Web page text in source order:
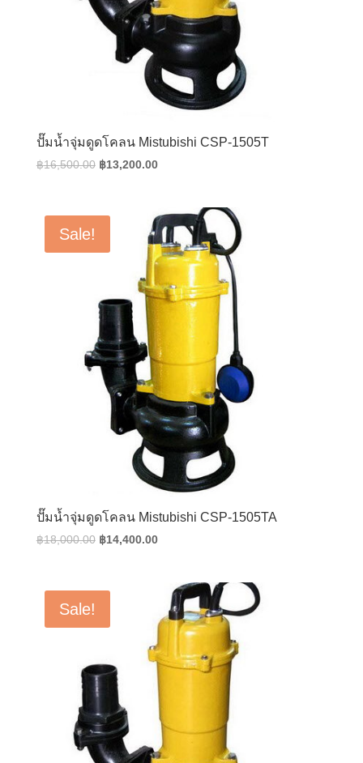
ปั๊มน้ำจุ่มดูดโคลน Mistubishi CSP-1505T
฿16,500.00 Original
฿16,500.00.
฿13,200.00Current
฿13,200.00.
Sale!
ปั๊มน้ำจุ่มดูดโคลน Mistubishi CSP-1505TA
฿18,000.00 Original
฿18,000.00.
฿14,400.00Current
฿14,400.00.
Sale!